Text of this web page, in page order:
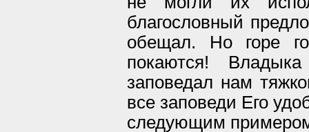
благословный
обещал. Но горе
покаются!
заповедал нам
все заповеди Его
следующим